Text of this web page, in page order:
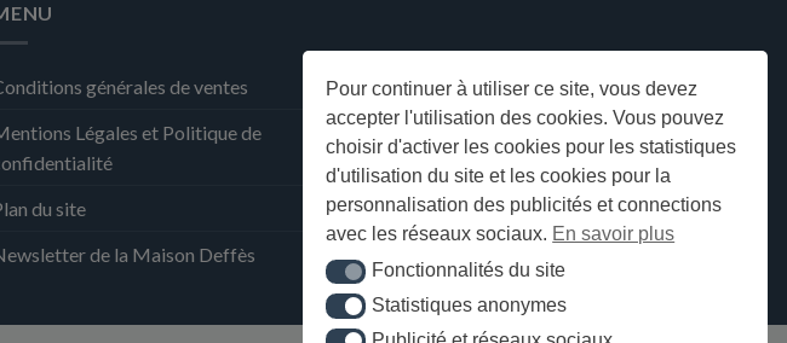
Pour continuer à utiliser ce site, vous devez
accepter l'utilisation des cookies. Vous pouvez
choisir d'activer les cookies pour les statistiques
d'utilisation du site et les cookies pour la
personnalisation des publicités et connections
avec les réseaux sociaux. En savoir plus
Fonctionnalités du site
Fonctionnalités du site
Statistiques anonymes
Statistiques anonymes
générales de ventes
Légales et Politique de
du site
de la Maison Deffès